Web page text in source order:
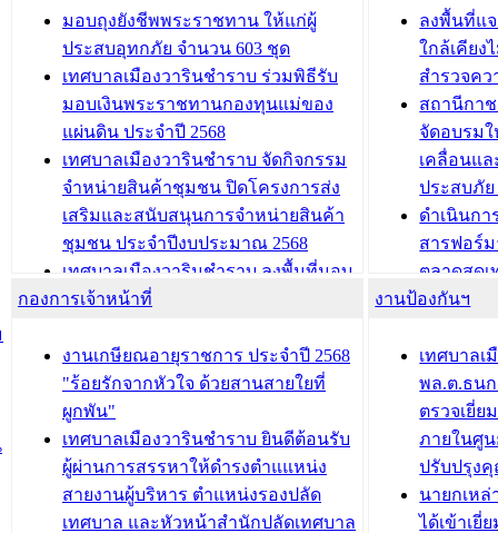
บทความ อื่นๆ ...
เทศบาลเมืองวารินชำราบ ร่วมการ
ประชุมวิชาการระดับนานาชาติและ
นิทรรศการด้านนวัตกรรมท้องถิ่น 2568
และรับรางวัลทีมนักวิจัยดีเด่นจาก
นวัตกรรมโครงการทะเบียนภาษีป้าย
ประชุมผู้เช่าอาคารพาณิชย์ บริเวณ
ถนนเกษมสุขและถนนประทุมเทพภักดี
บทความ อื่นๆ ...
เทศบาล
รับฟังคว
ผังเมือง
วารินชำ
เทศบาล
ซักซ้อมแ
ประโยช
บทความ อื่นๆ ...
มอบถุงยังชีพพระราชทาน ให้แก่ผู้
ประสบอุทกภัย จำนวน 603 ชุด
เทศบาลเมืองวารินชำราบ ร่วมพิธีรับ
มอบเงินพระราชทานกองทุนแม่ของ
แผ่นดิน ประจำปี 2568
เทศบาลเมืองวารินชำราบ จัดกิจกรรม
จำหน่ายสินค้าชุมชน ปิดโครงการส่ง
เสริมและสนับสนุนการจำหน่ายสินค้า
ชุมชน ประจำปีงบประมาณ 2568
เทศบาลเมืองวารินชำราบ ลงพื้นที่มอบ
น้ำดื่มแก่ผู้พักอาศัย ณ ศูนย์พักพิง
กองสวัสดิการสังคม เทศบาลเมือง
วารินชำราบ จัดโครงการอบรมอาชีพ
ระยะสั้น ประจำปี 2568 (หลักสูตรการ
ถักทอผลิตภัณฑ์จากถุงพลาสติก)
บทความ อื่นๆ ...
ลงพื้นที่แ
ใกล้เคียง
สำรวจค
สถานีกา
จัดอบรม
เคลื่อนแ
ประสบภั
ดำเนินกา
สารฟอร์
ตลาดสดเ
วารินชำร
ถนนแก่เ
เด็กเล็ก
เทศบาลเ
ปรึกษาห
วัยของอ
บทความ อื่นๆ ...
กองการเจ้าหน้าที่
งานเกษียณอายุราชการ ประจำปี 2568
"ร้อยรักจากหัวใจ ด้วยสานสายใยที่
ผูกพัน"
เทศบาลเมืองวารินชำราบ ยินดีต้อนรับ
ผู้ผ่านการสรรหาให้ดำรงตำแแหน่ง
สายงานผู้บริหาร ตำแหน่งรองปลัด
เทศบาล และหัวหน้าสำนักปลัดเทศบาล
งานป้องกันฯ
เทศบาลเ
พล.ต.ธน
ตรวจเยี่ย
ภายในศู
ปรับปรุง
นายกเห
ได้เข้าเยี่